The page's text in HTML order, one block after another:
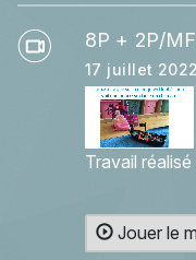
8P + 2P/
17 juillet 2022
Travail
Jouer le